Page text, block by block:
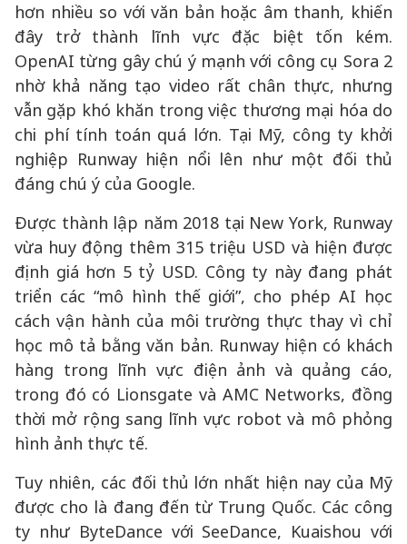
hơn nhiều so với văn bản hoặc âm thanh, khiến
đây trở thành lĩnh vực đặc biệt tốn kém.
OpenAI từng gây chú ý mạnh với công cụ Sora 2
nhờ khả năng tạo video rất chân thực, nhưng
vẫn gặp khó khăn trong việc thương mại hóa do
chi phí tính toán quá lớn. Tại Mỹ, công ty khởi
nghiệp Runway hiện nổi lên như một đối thủ
đáng chú ý của Google.
Được thành lập năm 2018 tại New York, Runway
vừa huy động thêm 315 triệu USD và hiện được
định giá hơn 5 tỷ USD. Công ty này đang phát
triển các “mô hình thế giới”, cho phép AI học
cách vận hành của môi trường thực thay vì chỉ
học mô tả bằng văn bản. Runway hiện có khách
hàng trong lĩnh vực điện ảnh và quảng cáo,
trong đó có Lionsgate và AMC Networks, đồng
thời mở rộng sang lĩnh vực robot và mô phỏng
hình ảnh thực tế.
Tuy nhiên, các đối thủ lớn nhất hiện nay của Mỹ
được cho là đang đến từ Trung Quốc. Các công
ty như ByteDance với SeeDance, Kuaishou với